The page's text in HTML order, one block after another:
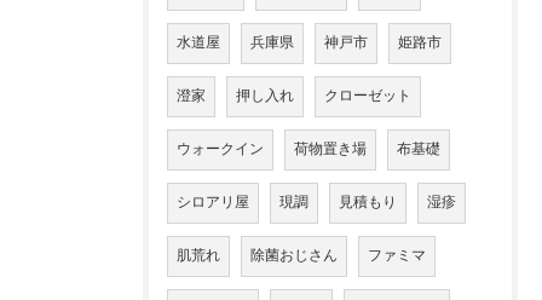
水道屋 兵庫県 神戸市 姫路市
澄家 押し入れ クローゼット
ウォークイン 荷物置き場 布基礎
シロアリ屋 現調 見積もり 湿疹
肌荒れ 除菌おじさん ファミマ